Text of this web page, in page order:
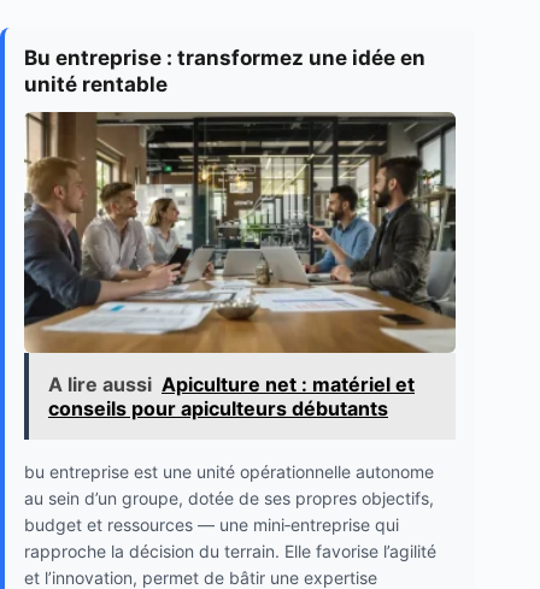
Bu entreprise : transformez une idée en
unité rentable
A lire aussi Apiculture net : matériel et
conseils pour apiculteurs débutants
bu entreprise est une unité opérationnelle autonome
au sein d’un groupe, dotée de ses propres objectifs,
budget et ressources — une mini‑entreprise qui
rapproche la décision du terrain. Elle favorise l’agilité
et l’innovation, permet de bâtir une expertise